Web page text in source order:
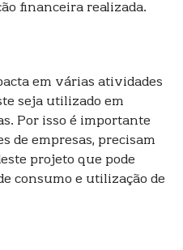
financeira realizada.
em várias atividades
seja utilizado em
Por isso é importante
de empresas, precisam
projeto que pode
consumo e utilização de